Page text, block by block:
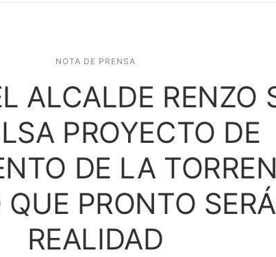
NOTA DE PRENSA
ALCALDE RENZO
PROYECTO DE
DE LA
PRONTO
REALIDAD